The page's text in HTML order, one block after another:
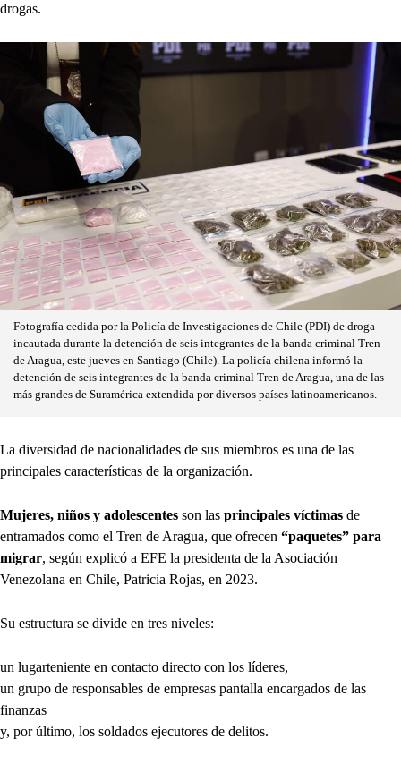
drogas.
Fotografía cedida por la Policía de Investigaciones de Chile (PDI) de droga
incautada durante la detención de seis integrantes de la banda criminal Tren
de Aragua, este jueves en Santiago (Chile). La policía chilena informó la
detención de seis integrantes de la banda criminal Tren de Aragua, una de las
más grandes de Suramérica extendida por diversos países latinoamericanos.
La diversidad de nacionalidades de sus miembros es una de las
principales características de la organización.
Mujeres, niños y adolescentes son las principales víctimas de
entramados como el Tren de Aragua, que ofrecen “paquetes” para
migrar, según explicó a EFE la presidenta de la Asociación
Venezolana en Chile, Patricia Rojas, en 2023.
Su estructura se divide en tres niveles:
un lugarteniente en contacto directo con los líderes,
un grupo de responsables de empresas pantalla encargados de las
finanzas
y, por último, los soldados ejecutores de delitos.